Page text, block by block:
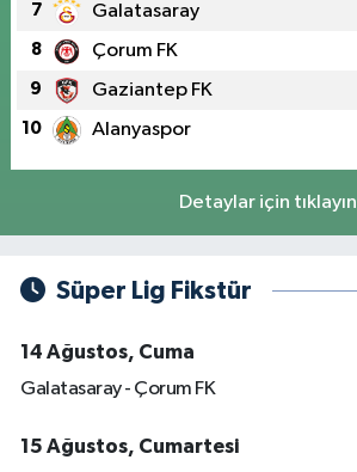
7 Galatasaray
8 Çorum FK
9 Gaziantep FK
10 Alanyaspor
Detaylar için tıklayın
Süper Lig Fikstür
14 Ağustos, Cuma
Galatasaray - Çorum FK
15 Ağustos, Cumartesi